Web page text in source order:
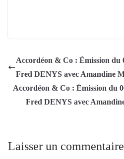
Accordéon & Co : Émission du
Fred DENYS avec Amandine
Accordéon & Co : Émission du
Fred DENYS avec
Laisser un commentaire